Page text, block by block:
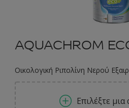
AQUACHROM
Οικολογική Ριπολίνη Νερού
Επιλέξτε